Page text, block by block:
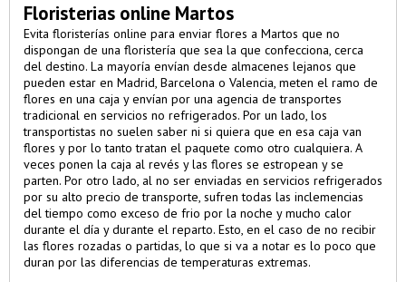
Floristerias online Martos
Evita floristerías online para enviar flores a Martos que no
dispongan de una floristería que sea la que confecciona, cerca
del destino. La mayoría envían desde almacenes lejanos que
pueden estar en Madrid, Barcelona o Valencia, meten el ramo de
flores en una caja y envían por una agencia de transportes
tradicional en servicios no refrigerados. Por un lado, los
transportistas no suelen saber ni si quiera que en esa caja van
flores y por lo tanto tratan el paquete como otro cualquiera. A
veces ponen la caja al revés y las flores se estropean y se
parten. Por otro lado, al no ser enviadas en servicios refrigerados
por su alto precio de transporte, sufren todas las inclemencias
del tiempo como exceso de frio por la noche y mucho calor
durante el día y durante el reparto. Esto, en el caso de no recibir
las flores rozadas o partidas, lo que si va a notar es lo poco que
duran por las diferencias de temperaturas extremas.